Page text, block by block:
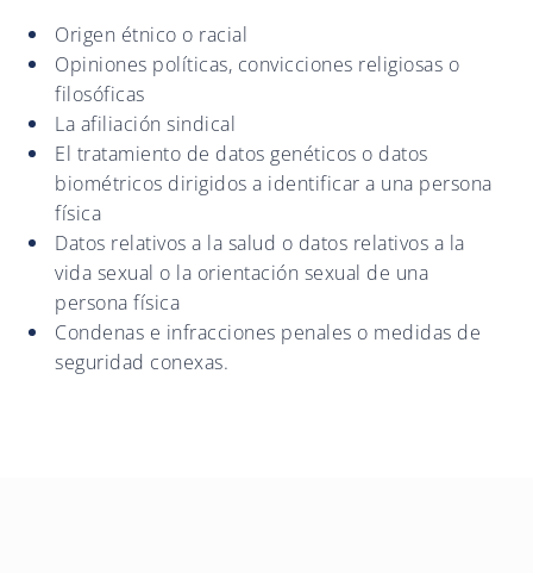
Origen étnico o racial
Opiniones políticas, convicciones religiosas o
filosóficas
La afiliación sindical
El tratamiento de datos genéticos o datos
biométricos dirigidos a identificar a una persona
física
Datos relativos a la salud o datos relativos a la
vida sexual o la orientación sexual de una
persona física
Condenas e infracciones penales o medidas de
seguridad conexas.